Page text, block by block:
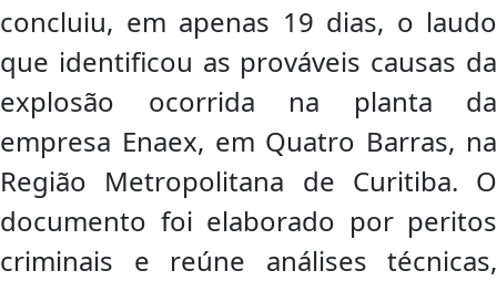
concluiu, em apenas 19 dias, o laudo
que identificou as prováveis causas da
explosão ocorrida na planta da
empresa Enaex, em Quatro Barras, na
Região Metropolitana de Curitiba. O
documento foi elaborado por peritos
criminais e reúne análises técnicas,